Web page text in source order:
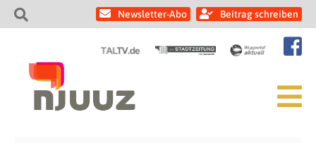
Newsletter-Abo Beitrag schreiben